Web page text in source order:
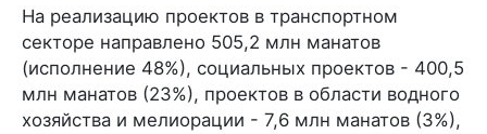
На реализацию проектов в транспортном
секторе направлено 505,2 млн манатов
(исполнение 48%), социальных проектов - 400,5
млн манатов (23%), проектов в области водного
хозяйства и мелиорации - 7,6 млн манатов (3%),